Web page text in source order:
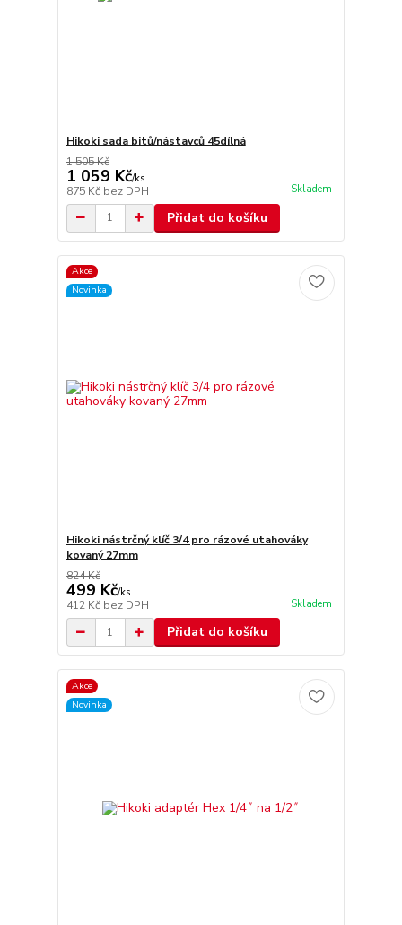
Hikoki sada bitů/nástavců 45dílná
1 505 Kč
1 059 Kč/ks
875 Kč bez DPH Skladem
Přidat do košíku
Akce
Novinka
Hikoki nástrčný klíč 3/4 pro rázové utahováky
kovaný 27mm
824 Kč
499 Kč/ks
412 Kč bez DPH Skladem
Přidat do košíku
Akce
Novinka